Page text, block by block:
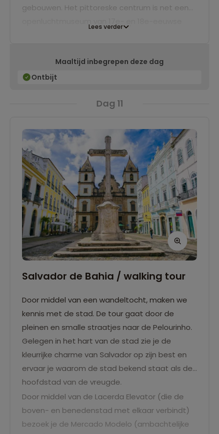
gebouwen. Het pittoreske centrum is net een
bijzondere markten, live muziek, kleurrijke
straten en heerlijk eten. We verblijven hier 2
Lees verder
Maaltijd inbegrepen deze dag
Ontbijt
Dag 11
Salvador de Bahia / walking tour
Door middel van een wandeltocht, maken we
kennis met de stad. De tour gaat door de
pleinen en smalle straatjes naar de Pelourinho.
Gelegen in het hart van de stad zie je de
kleurrijke charme van Salvador op zijn best en
ervaar je waarom de stad bekend staat als de
hoofdstad van de vreugde.
Door middel van de Lacerda Elevator (die de
boven- en benedenstad met elkaar verbindt)
bezoek je de Mercado Modelo (ambachtelijke